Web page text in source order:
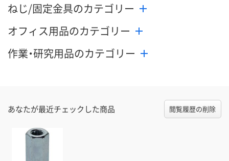
ねじ/固定金具のカテゴリー
オフィス用品のカテゴリー
作業・研究用品のカテゴリー
あなたが最近チェックした商品 閲覧履歴の削除